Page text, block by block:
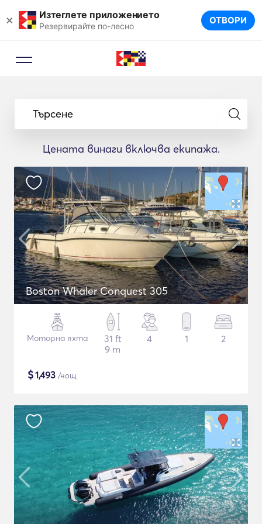
× Изтеглете приложението
Резервирайте по-лесно ОТВОРИ
Търсене
Цената винаги включва екипажа.
Boston Whaler Conquest 305
Моторна яхта
31 ft
9 m
4 1 2
$1,493 /нощ